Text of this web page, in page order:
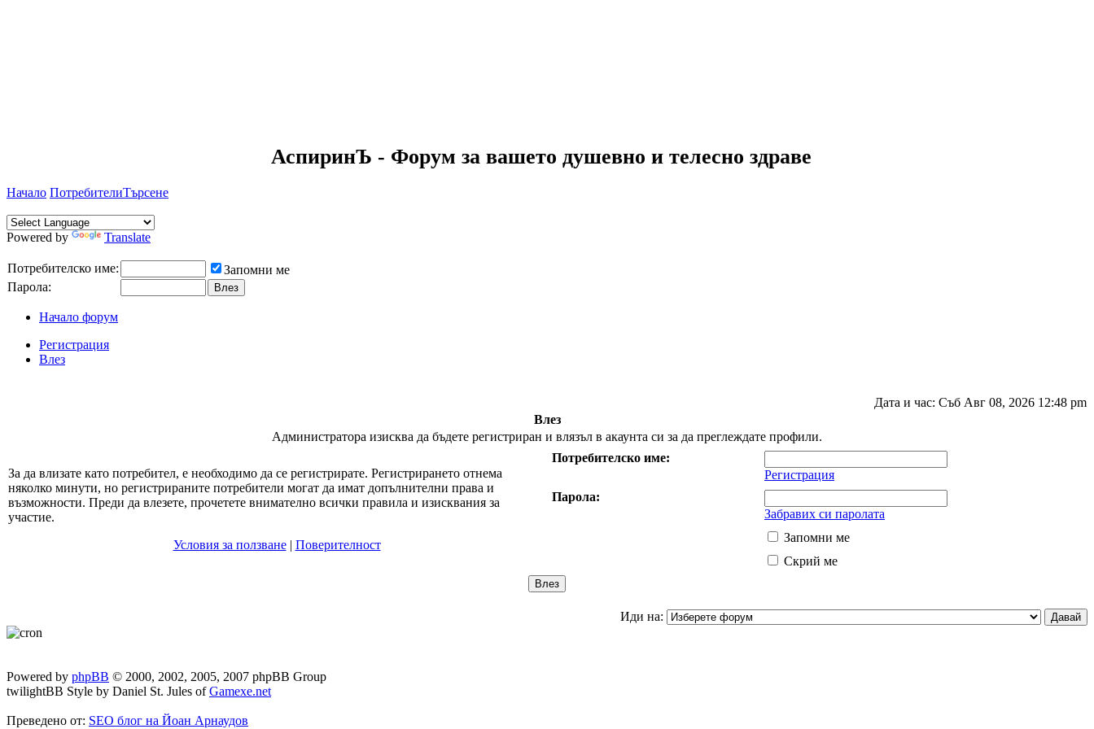
АспиринЪ - Форум за вашето душевно и телесно здраве
Начало ПотребителиТърсене
Powered by Translate
Потребителско име:
Запомни ме
Парола:
Начало форум
Регистрация
Влез
Дата и час: Съб Авг 08, 2026 12:48 pm
Влез
Администратора изисква да бъдете регистриран и влязъл в акаунта си за да преглеждате профили.
За да влизате като потребител, е необходимо да се регистрирате. Регистрирането отнема
няколко минути, но регистрираните потребители могат да имат допълнителни права и
възможности. Преди да влезете, прочетете внимателно всички правила и изисквания за
участие.
Условия за ползване| Поверителност
Потребителско име:
Регистрация
Парола:
Забравих си паролата
Запомни ме
Скрий ме
Иди на:
Powered by phpBB © 2000, 2002, 2005, 2007 phpBB Group
twilightBB Style by Daniel St. Jules ofGamexe.net
Преведено от: SEO блог на Йоан Арнаудов